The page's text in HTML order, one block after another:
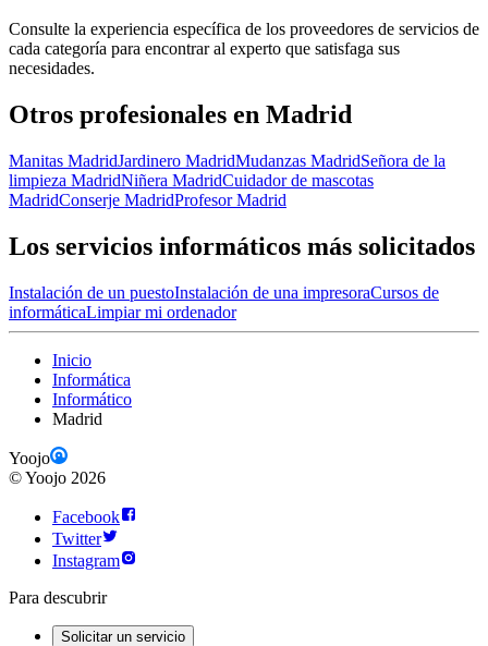
Consulte la experiencia específica de los proveedores de servicios de
cada categoría para encontrar al experto que satisfaga sus
necesidades.
Otros profesionales en Madrid
Manitas MadridJardinero MadridMudanzas MadridSeñora de la
limpieza MadridNiñera MadridCuidador de mascotas
MadridConserje MadridProfesor Madrid
Los servicios informáticos más solicitados
Instalación de un puestoInstalación de una impresoraCursos de
informáticaLimpiar mi ordenador
Inicio
Informática
Informático
Madrid
Yoojo
©Yoojo 2026
Facebook
Twitter
Instagram
Para descubrir
Solicitar un servicio